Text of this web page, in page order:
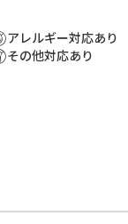
アレルギー対応あり
その他対応あり